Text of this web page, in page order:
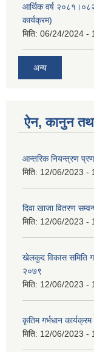
आर्थिक वर्ष
कार्यक्रम)
मिति: 06/24/2024 -
अन्य
ऐन, कानुन तथा
आन्तरिक नियन्त्रण
मिति: 12/06/2023 -
दिवा खाजा वितरण
मिति: 12/06/2023 -
खेलकुद विकास समिति
२०७९
मिति: 12/06/2023 -
कृतिम गर्भधान
मिति: 12/06/2023 -